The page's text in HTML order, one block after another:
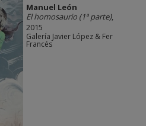
Manuel León
El homosaurio (1ª parte),
2015
Galería Javier López & Fer
Francés